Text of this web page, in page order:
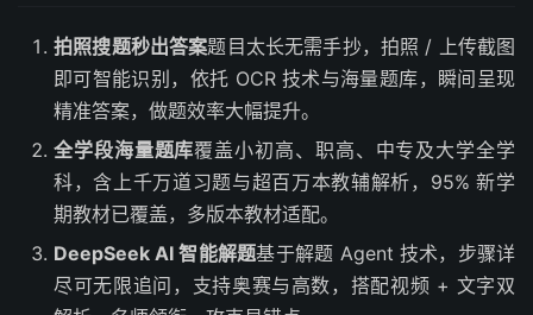
拍照搜题秒出答案题目太长无需手抄，拍照 / 上传截图
即可智能识别，依托 OCR 技术与海量题库，瞬间呈现
精准答案，做题效率大幅提升。
全学段海量题库覆盖小初高、职高、中专及大学全学
科，含上千万道习题与超百万本教辅解析，95% 新学
期教材已覆盖，多版本教材适配。
DeepSeek AI 智能解题基于解题 Agent 技术，步骤详
尽可无限追问，支持奥赛与高数，搭配视频 + 文字双